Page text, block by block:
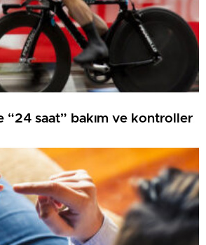
“24 saat” bakım ve kontroller